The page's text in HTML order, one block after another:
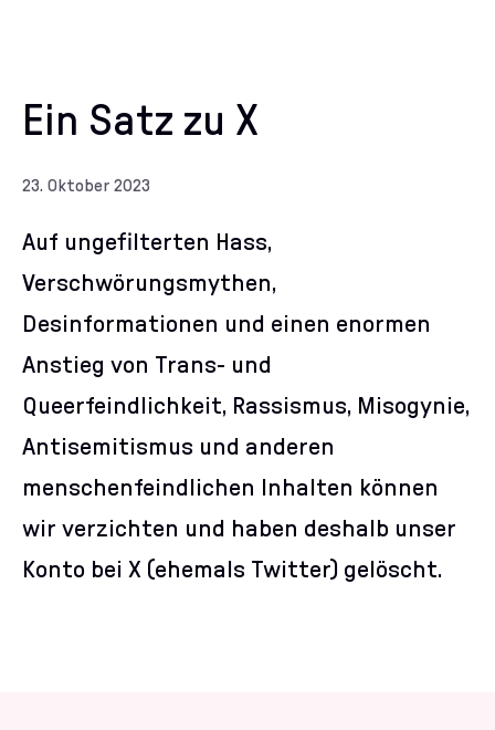
Ein Satz zu X
23. Oktober 2023
Auf ungefilterten Hass,
Verschwörungsmythen,
Desinformationen und einen enormen
Anstieg von Trans- und
Queerfeindlichkeit, Rassismus, Misogynie,
Antisemitismus und anderen
menschenfeindlichen Inhalten können
wir verzichten und haben deshalb unser
Konto bei X (ehemals Twitter) gelöscht.